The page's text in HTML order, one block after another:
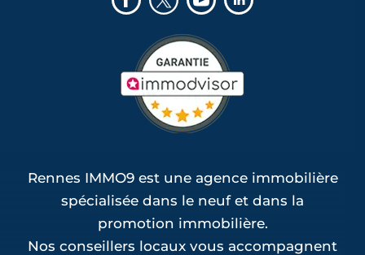
Rennes IMMO9 est une agence immobilière
spécialisée dans le neuf et dans la
promotion immobilière.
Nos conseillers locaux vous accompagnent